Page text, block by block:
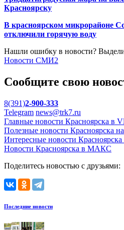
Красноярску
В красноярском микрорайоне
отключили горячую воду
Нашли ошибку в новости?
Новости СМИ2
Сообщите свою
8(391)2-900-333
Telegram news@trk7.ru
Главные новости Красноярска в
Полезные новости Красноярска
Интересные новости Красноярска
Новости Красноярска в МАКС
Поделитесь новостью с друзьями:
Последние новости